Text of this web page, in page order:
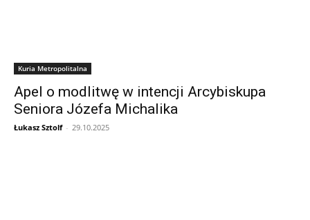
Kuria Metropolitalna
Apel o modlitwę w intencji Arcybiskupa
Seniora Józefa Michalika
Łukasz Sztolf - 29.10.2025